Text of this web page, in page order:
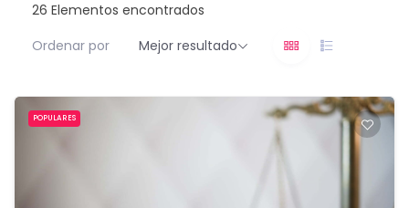
26 Elementos encontrados
Ordenar por
Mejor resultado
POPULARES